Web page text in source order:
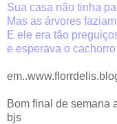
Sua casa não tinha
Mas as árvores
E ele era tão
e esperava o
Bom final de semana
bjs